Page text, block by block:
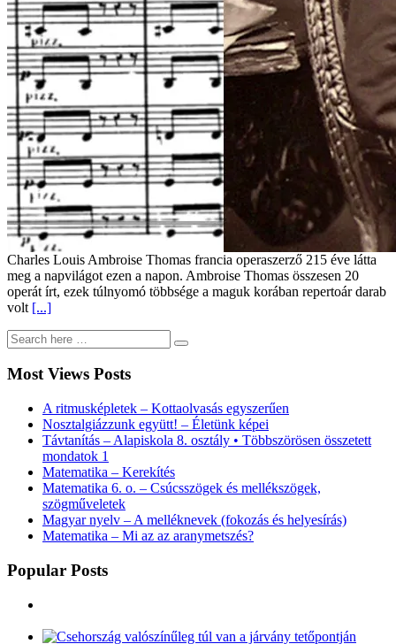
Charles Louis Ambroise Thomas francia operaszerző 215 éve látta
meg a napvilágot ezen a napon. Ambroise Thomas összesen 20
operát írt, ezek túlnyomó többsége a maguk korában repertoár darab
volt [...]
Most Views Posts
A ritmusképletek – Kottaolvasás egyszerűen
Nosztalgiázzunk együtt! – Életünk képei
Távtanítás – Alapiskola 8. osztály • Többszörösen összetett
mondatok 1
Matematika – Kerekítés
Matematika 6. o. – Csúcsszögek és mellékszögek,
szögműveletek
Magyar nyelv – A melléknevek (fokozás és helyesírás)
Matematika – Mi az az aranymetszés?
Popular Posts